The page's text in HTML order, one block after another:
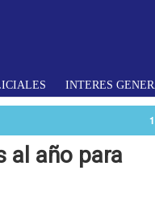
INTERES
al año para